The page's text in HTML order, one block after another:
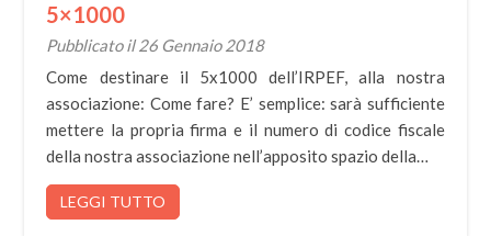
5×1000
Pubblicato il 26 Gennaio 2018
Come destinare il 5x1000 dell’IRPEF, alla nostra
associazione: Come fare? E’ semplice: sarà sufficiente
mettere la propria firma e il numero di codice fiscale
della nostra associazione nell’apposito spazio della…
LEGGI TUTTO